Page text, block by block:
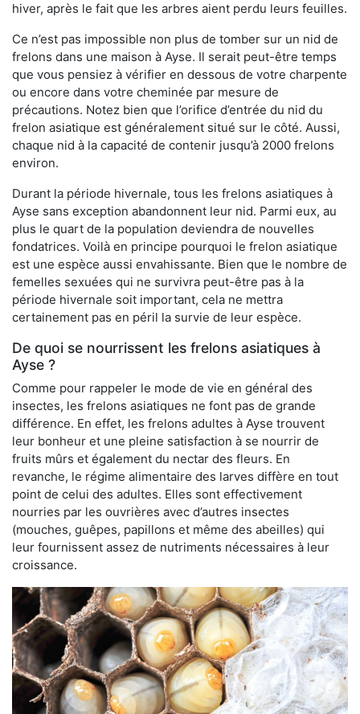
hiver, après le fait que les arbres aient perdu leurs feuilles.
Ce n’est pas impossible non plus de tomber sur un nid de
frelons dans une maison à Ayse. Il serait peut-être temps
que vous pensiez à vérifier en dessous de votre charpente
ou encore dans votre cheminée par mesure de
précautions. Notez bien que l’orifice d’entrée du nid du
frelon asiatique est généralement situé sur le côté. Aussi,
chaque nid à la capacité de contenir jusqu’à 2000 frelons
environ.
Durant la période hivernale, tous les frelons asiatiques à
Ayse sans exception abandonnent leur nid. Parmi eux, au
plus le quart de la population deviendra de nouvelles
fondatrices. Voilà en principe pourquoi le frelon asiatique
est une espèce aussi envahissante. Bien que le nombre de
femelles sexuées qui ne survivra peut-être pas à la
période hivernale soit important, cela ne mettra
certainement pas en péril la survie de leur espèce.
De quoi se nourrissent les frelons asiatiques à
Ayse ?
Comme pour rappeler le mode de vie en général des
insectes, les frelons asiatiques ne font pas de grande
différence. En effet, les frelons adultes à Ayse trouvent
leur bonheur et une pleine satisfaction à se nourrir de
fruits mûrs et également du nectar des fleurs. En
revanche, le régime alimentaire des larves diffère en tout
point de celui des adultes. Elles sont effectivement
nourries par les ouvrières avec d’autres insectes
(mouches, guêpes, papillons et même des abeilles) qui
leur fournissent assez de nutriments nécessaires à leur
croissance.